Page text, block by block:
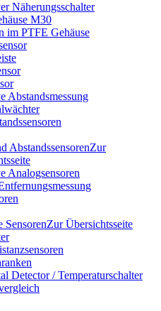
Näherungsschalter
M30
im PTFE Gehäuse
Abstandsmessung
AbstandssensorenZur
Analogsensoren
SensorenZur Übersichtsseite
Detector / Temperaturschalter